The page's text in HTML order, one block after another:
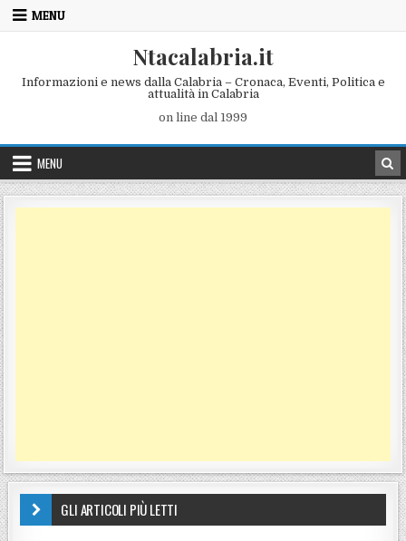
Skip to content
MENU
Ntacalabria.it
Informazioni e news dalla Calabria – Cronaca, Eventi, Politica e
attualità in Calabria
on line dal 1999
MENU
GLI ARTICOLI PIÙ LETTI